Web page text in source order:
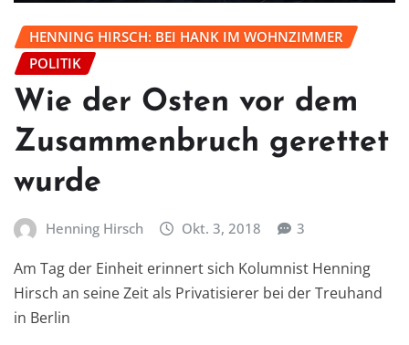
HENNING HIRSCH: BEI HANK IM WOHNZIMMER
POLITIK
Wie der Osten vor dem
Zusammenbruch gerettet
wurde
Henning Hirsch Okt. 3, 2018 3
Am Tag der Einheit erinnert sich Kolumnist Henning
Hirsch an seine Zeit als Privatisierer bei der Treuhand
in Berlin